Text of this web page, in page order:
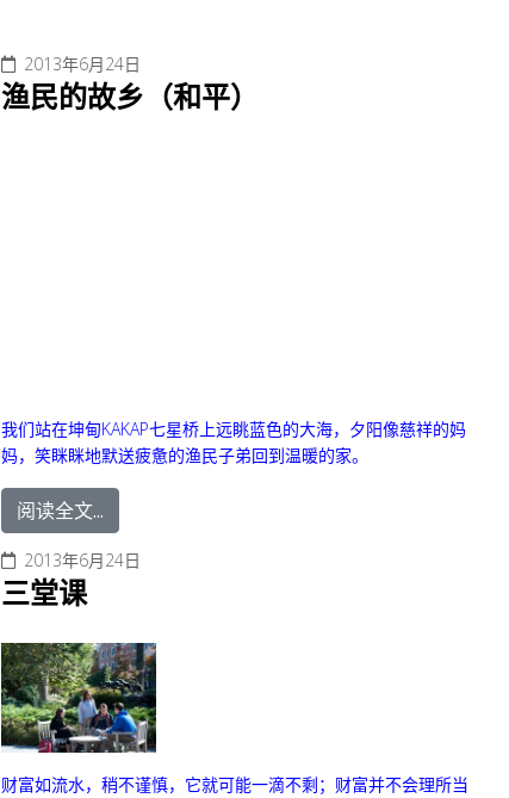
2013年6月24日
渔民的故乡（和平）
我们站在坤甸KAKAP七星桥上远眺蓝色的大海，夕阳像慈祥的妈
妈，笑眯眯地默送疲惫的渔民子弟回到温暖的家。
阅读全文...
2013年6月24日
三堂课
财富如流水，稍不谨慎，它就可能一滴不剩；财富并不会理所当